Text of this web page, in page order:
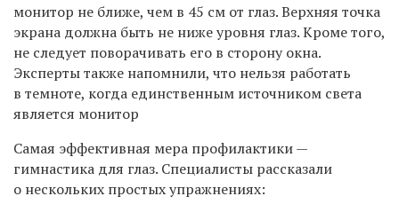
монитор не ближе, чем в 45 см от глаз. Верхняя точка
экрана должна быть не ниже уровня глаз. Кроме того,
не следует поворачивать его в сторону окна.
Эксперты также напомнили, что нельзя работать
в темноте, когда единственным источником света
является монитор
Самая эффективная мера профилактики —
гимнастика для глаз. Специалисты рассказали
о нескольких простых упражнениях: